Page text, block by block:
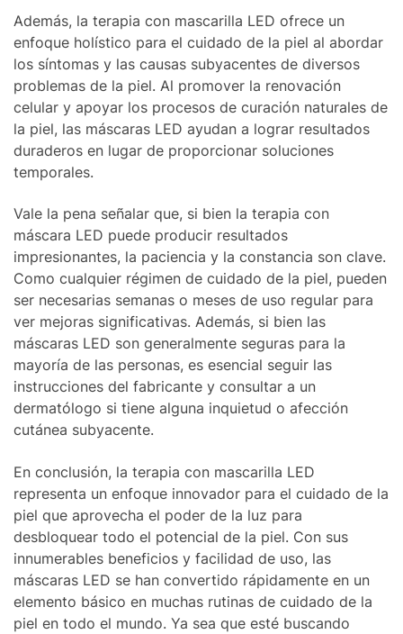
Además, la terapia con mascarilla LED ofrece un
enfoque holístico para el cuidado de la piel al abordar
los síntomas y las causas subyacentes de diversos
problemas de la piel. Al promover la renovación
celular y apoyar los procesos de curación naturales de
la piel, las máscaras LED ayudan a lograr resultados
duraderos en lugar de proporcionar soluciones
temporales.
Vale la pena señalar que, si bien la terapia con
máscara LED puede producir resultados
impresionantes, la paciencia y la constancia son clave.
Como cualquier régimen de cuidado de la piel, pueden
ser necesarias semanas o meses de uso regular para
ver mejoras significativas. Además, si bien las
máscaras LED son generalmente seguras para la
mayoría de las personas, es esencial seguir las
instrucciones del fabricante y consultar a un
dermatólogo si tiene alguna inquietud o afección
cutánea subyacente.
En conclusión, la terapia con mascarilla LED
representa un enfoque innovador para el cuidado de la
piel que aprovecha el poder de la luz para
desbloquear todo el potencial de la piel. Con sus
innumerables beneficios y facilidad de uso, las
máscaras LED se han convertido rápidamente en un
elemento básico en muchas rutinas de cuidado de la
piel en todo el mundo. Ya sea que esté buscando